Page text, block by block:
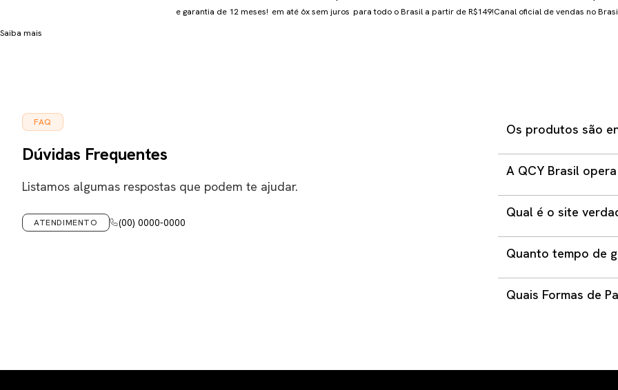
e garantia de 12 meses! em até 6x sem juros para todo o Brasil a partir de R$149!Canal oficial de vendas no
Saiba mais
FAQ
Dúvidas Frequentes
Listamos algumas respostas que podem te ajudar.
ATENDIMENTO (00) 0000-0000
Os produtos são
demais lojas oficiais
todos os envios são
vindo de outros
A QCY Brasil
como Mercado Livre,
Qual é o site
é o único site
Quanto tempo de
garantia para defeitos
Quais Formas de